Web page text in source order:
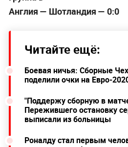
Англия — Шотландия — 0:0
Читайте ещё:
Боевая ничья: Сборные
поделили очки на Евро-
"Поддержу сборную в
Пережившего остановку
выписали из больницы
Роналду стал первым